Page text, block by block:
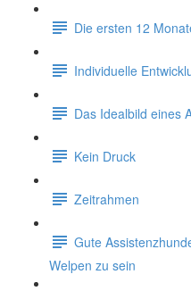
Die ersten 12
Individuelle
Das Idealbild eines
Kein Druck
Zeitrahmen
Gute
Welpen zu sein